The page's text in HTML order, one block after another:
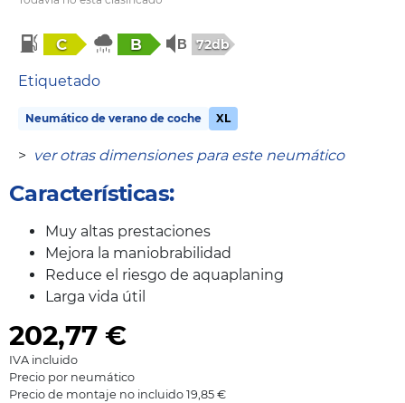
C B 72db
Etiquetado
Neumático de verano de coche XL
> ver otras dimensiones para este neumático
Características:
Muy altas prestaciones
Mejora la maniobrabilidad
Reduce el riesgo de aquaplaning
Larga vida útil
202,77 €
IVA incluido
Precio por neumático
Precio de montaje no incluido 19,85 €